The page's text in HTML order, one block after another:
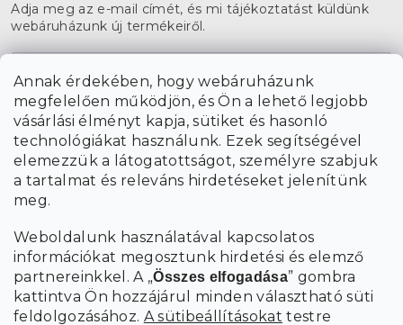
Annak érdekében, hogy webáruházunk
megfelelően működjön, és Ön a lehető legjobb
vásárlási élményt kapja, sütiket és hasonló
technológiákat használunk. Ezek segítségével
elemezzük a látogatottságot, személyre szabjuk
a tartalmat és releváns hirdetéseket jelenítünk
meg.
Weboldalunk használatával kapcsolatos
információkat megosztunk hirdetési és elemző
partnereinkkel. A „Összes elfogadása” gombra
kattintva Ön hozzájárul minden választható süti
feldolgozásához. A sütibeállításokat testre
Adja meg az e-mail címét, és mi tájékoztatást küldünk
webáruházunk új termékeiről.
A hírlevelekre való feliratkozással egyetérteka személyes
adatok feldolgozásával.
FELIRATKOZÁS